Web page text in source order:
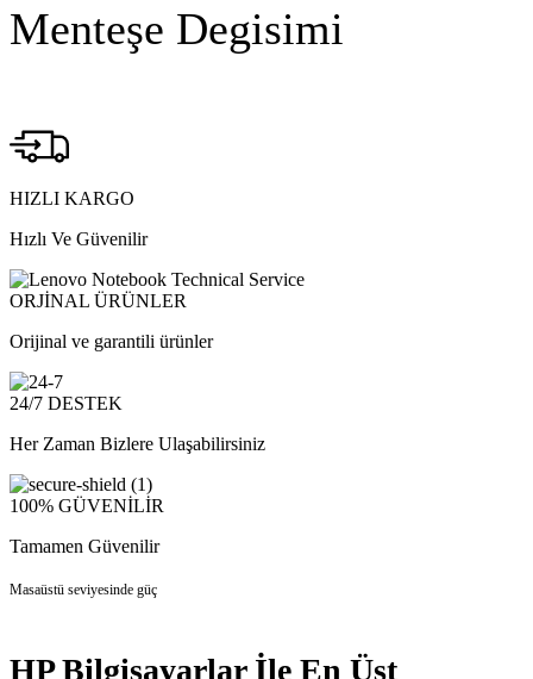
Menteşe Degisimi
HIZLI KARGO
Hızlı Ve Güvenilir
ORJİNAL ÜRÜNLER
Orijinal ve garantili ürünler
24/7 DESTEK
Her Zaman Bizlere Ulaşabilirsiniz
100% GÜVENİLİR
Tamamen Güvenilir
Masaüstü seviyesinde güç
HP Bilgisayarlar İle En Üst